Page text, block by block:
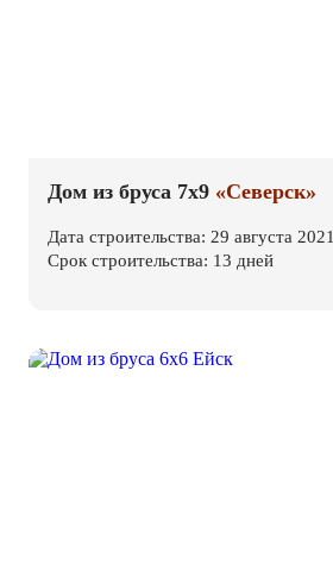
Дом из бруса 7х9 «Северск»
Дата строительства: 29 августа 2021
Срок строительства: 13 дней